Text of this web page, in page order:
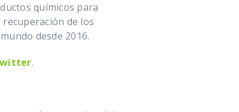
químicos para
de los
desde 2016.
.